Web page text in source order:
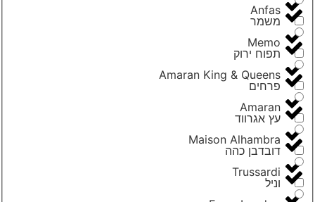
Anfas
Memo
Amaran King & Queens
Amaran
Maison Alhambra
Trussardi
משמר
תפוח ירוק
פרחים
עץ אגרווד
דובדבן כהה
וניל